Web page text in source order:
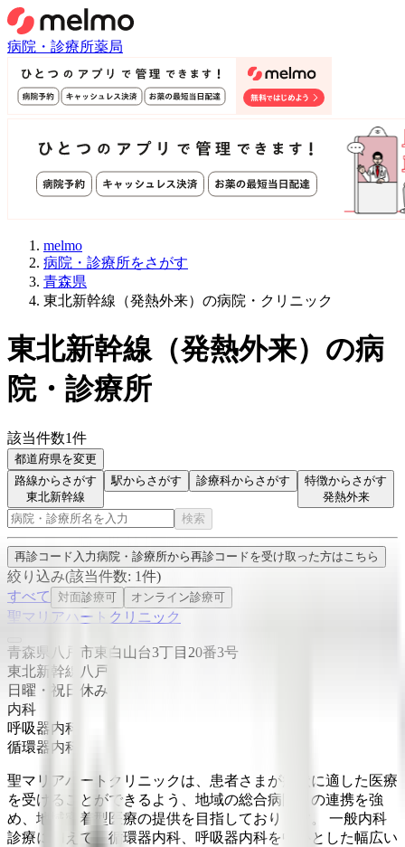
病院・診療所薬局
melmo
病院・診療所をさがす
青森県
東北新幹線（発熱外来）の病院・クリニック
東北新幹線（発熱外来） の病
院・診療所
該当件数1件
都道府県を変更
路線からさがす
東北新幹線
駅からさがす 診療科からさがす
特徴からさがす
発熱外来
検索
再診コード入力病院・診療所から再診コードを受け取った方はこちら
絞り込み(該当件数: 1件)
すべて
対面診療可 オンライン診療可
聖マリアハートクリニック
青森県八戸市東白山台3丁目20番3号
東北新幹線
八戸
日曜・祝日 休み
内科
呼吸器内科
循環器内科
聖マリアハートクリニックは、患者さまが病状に適した医療
を受けることができるよう、地域の総合病院との連携を強
め、地域密着型医療の提供を目指しております。 一般内科
診療に加えて、循環器内科、呼吸器内科を中心とした幅広い